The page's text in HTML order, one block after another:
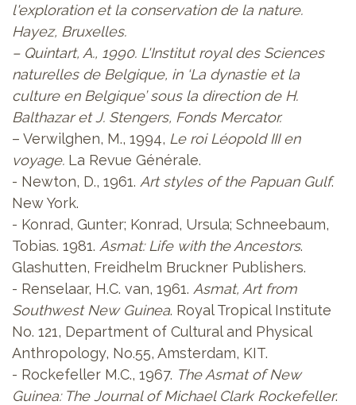
l'exploration et la conservation de la nature.
Hayez, Bruxelles.
– Quintart, A., 1990. L'Institut royal des Sciences
naturelles de Belgique, in ‘La dynastie et la
culture en Belgique’ sous la direction de H.
Balthazar et J. Stengers, Fonds Mercator.
– Verwilghen, M., 1994, Le roi Léopold III en
voyage. La Revue Générale.
- Newton, D., 1961. Art styles of the Papuan Gulf.
New York.
- Konrad, Gunter; Konrad, Ursula; Schneebaum,
Tobias. 1981. Asmat: Life with the Ancestors.
Glashutten, Freidhelm Bruckner Publishers.
- Renselaar, H.C. van, 1961. Asmat, Art from
Southwest New Guinea. Royal Tropical Institute
No. 121, Department of Cultural and Physical
Anthropology, No.55, Amsterdam, KIT.
- Rockefeller M.C., 1967. The Asmat of New
Guinea: The Journal of Michael Clark Rockefeller.